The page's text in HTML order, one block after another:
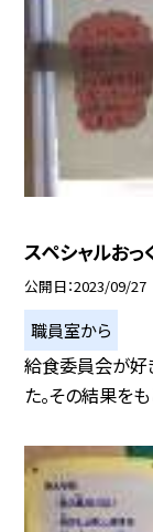
スペシャルおっ
公開日 2023/09/27
職員室から
給食委員会が好
た。その結果をも